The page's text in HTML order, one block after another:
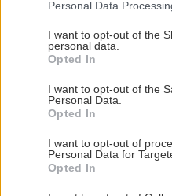
Personal Data
I want to opt-out of the
personal data.
Opted In
I want to opt-out of the
Personal Data.
Opted In
I want to opt-out of
Personal Data for
Opted In
αναβάθμιση 22
κτηνοτροφικών
ΟΙΚΟΝΟΜΙΑ
Υποχώρησε στο 3,4% ο
– Επιμένει η
GOSSIP - LIFESTYLE
Οι πόζες της
GOSSIP -
Η Δανάη
έχει κάνει